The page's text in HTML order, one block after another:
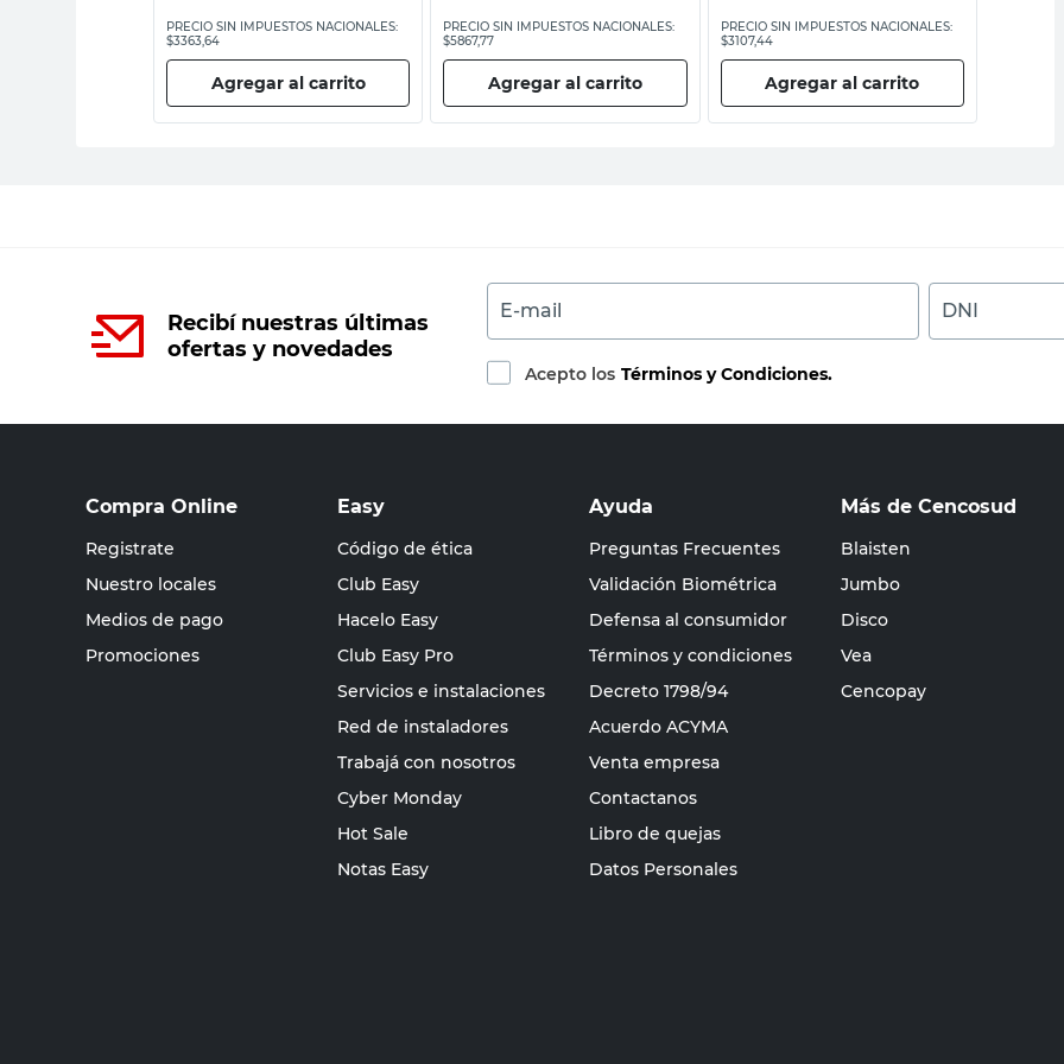
PRECIO SIN IMPUESTOS NACIONALES:
$3363,64
Agregar al carrito
PRECIO SIN IMPUESTOS NACIONALES:
$5867,77
Agregar al carrito
PRECIO SIN IMPUESTOS NACIONALES:
$3107,44
Agregar al carrito
Recibí nuestras últimas
ofertas y novedades
E-mail DNI
Acepto los Términos y Condiciones.
Compra Online
Registrate
Nuestro locales
Medios de pago
Promociones
Easy
Código de ética
Club Easy
Hacelo Easy
Club Easy Pro
Servicios e instalaciones
Red de instaladores
Trabajá con nosotros
Cyber Monday
Hot Sale
Notas Easy
Ayuda
Preguntas Frecuentes
Validación Biométrica
Defensa al consumidor
Términos y condiciones
Decreto 1798/94
Acuerdo ACYMA
Venta empresa
Contactanos
Libro de quejas
Datos Personales
Más de Cencosud
Blaisten
Jumbo
Disco
Vea
Cencopay